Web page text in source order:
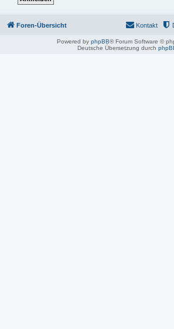
Foren-Übersicht Kontakt
Powered by phpBB® Forum Software ©
Deutsche Übersetzung durch